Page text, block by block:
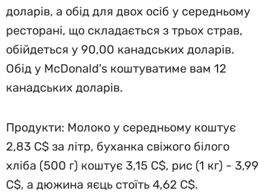
доларів, а обід для двох осіб у середньому
ресторані, що складається з трьох страв,
обійдеться у 90,00 канадських доларів.
Обід у McDonald's коштуватиме вам 12
канадських доларів.
Продукти: Молоко у середньому коштує
2,83 C$ за літр, буханка свіжого білого
хліба (500 г) коштує 3,15 C$, рис (1 кг) - 3,99
C$, а дюжина яєць стоїть 4,62 C$.